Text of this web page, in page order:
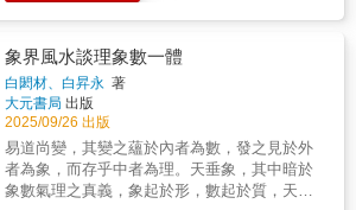
得具體研究與解讀。
象界風水談理象數一體
白閎材、白昇永 著
大元書局 出版
2025/09/26 出版
易道尚變，其變之蘊於內者為數，發之見於外
者為象，而存乎中者為理。天垂象，其中暗於
象數氣理之真義，象起於形，數起於質，天下